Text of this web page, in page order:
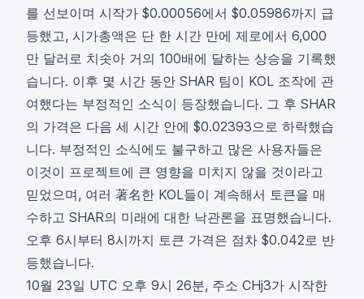
를 선보이며 시작가 $0.00056에서 $0.05986까지 급
등했고, 시가총액은 단 한 시간 만에 제로에서 6,000
만 달러로 치솟아 거의 100배에 달하는 상승을 기록했
습니다. 이후 몇 시간 동안 SHAR 팀이 KOL 조작에 관
여했다는 부정적인 소식이 등장했습니다. 그 후 SHAR
의 가격은 다음 세 시간 안에 $0.02393으로 하락했습
니다. 부정적인 소식에도 불구하고 많은 사용자들은
이것이 프로젝트에 큰 영향을 미치지 않을 것이라고
믿었으며, 여러 著名한 KOL들이 계속해서 토큰을 매
수하고 SHAR의 미래에 대한 낙관론을 표명했습니다.
오후 6시부터 8시까지 토큰 가격은 점차 $0.042로 반
등했습니다.
10월 23일 UTC 오후 9시 26분, 주소 CHj3가 시작한